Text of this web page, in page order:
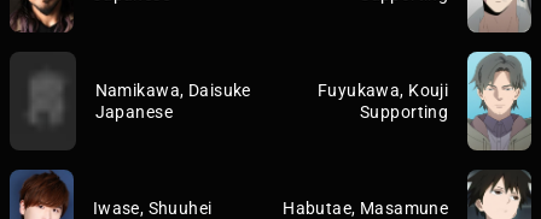
Namikawa, Daisuke
Japanese
Fuyukawa, Kouji
Supporting
Iwase, Shuuhei
Habutae, Masamune